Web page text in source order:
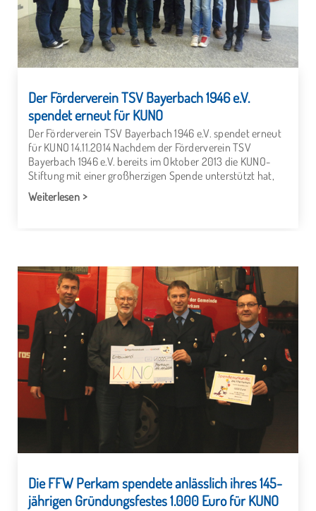
Der Förderverein TSV Bayerbach 1946 e.V.
spendet erneut für KUNO
Der Förderverein TSV Bayerbach 1946 e.V. spendet erneut
für KUNO 14.11.2014 Nachdem der Förderverein TSV
Bayerbach 1946 e.V. bereits im Oktober 2013 die KUNO-
Stiftung mit einer großherzigen Spende unterstützt hat,
Weiterlesen
Die FFW Perkam spendete anlässlich ihres 145-
jährigen Gründungsfestes 1.000 Euro für KUNO